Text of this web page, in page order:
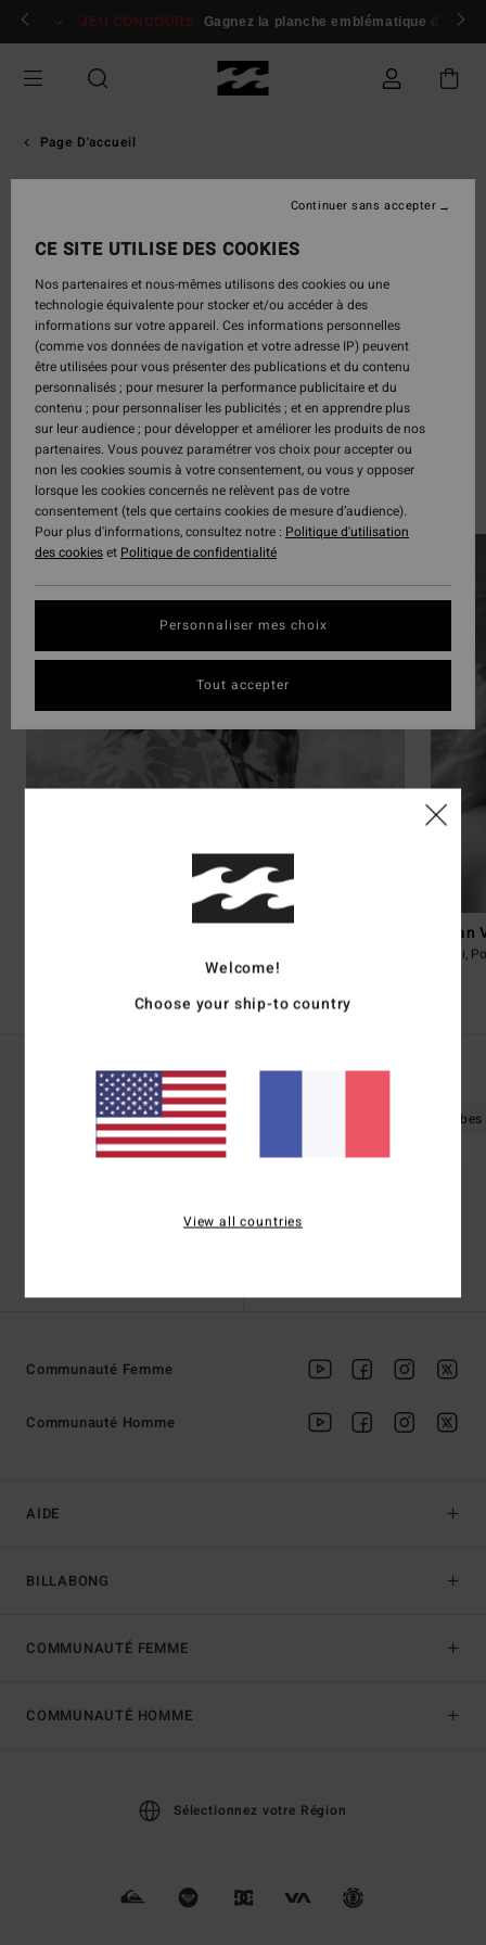
Aller
Se connecter / s'inscrire
JEU CONCOURS Gagnez la planche emblématique d'Andy
Page D'accueil
Team Femmes Billabong
Nos athlètes femmes
Team Billabong : une équipe de rideuses élites
unies pour repousser leurs limites. Suivez leurs
meilleures sessions et découvrez l’équipement
technique qui les accompagne dans les conditions
les plus extrêmes.
Surf
Découvrir les 25 athlètes
Aelan
Tahiti,
Recherches Populaires
Femme Boardshorts Robes
AIDE
BILLABONG
Communauté Femme
Communauté Homme
COMMUNAUTÉ FEMME
COMMUNAUTÉ HOMME
Sélectionnez votre Région
Welcome!
Choose your ship-to country
View all countries
CE SITE UTILISE DES COOKIES
Nos partenaires et nous-mêmes utilisons des cookies ou une
technologie équivalente pour stocker et/ou accéder à des
informations sur votre appareil. Ces informations personnelles
(comme vos données de navigation et votre adresse IP) peuvent
être utilisées pour vous présenter des publications et du contenu
personnalisés ; pour mesurer la performance publicitaire et du
contenu ; pour personnaliser les publicités ; et en apprendre plus
sur leur audience ; pour développer et améliorer les produits de nos
partenaires. Vous pouvez paramétrer vos choix pour accepter ou
non les cookies soumis à votre consentement, ou vous y opposer
lorsque les cookies concernés ne relèvent pas de votre
consentement (tels que certains cookies de mesure d’audience).
Pour plus d'informations, consultez notre : Politique d'utilisation
des cookieset Politique de confidentialité
Personnaliser mes choix
Continuer sans accepter
Tout accepter